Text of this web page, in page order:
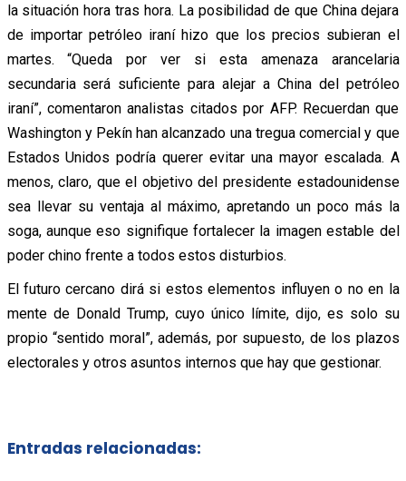
la situación hora tras hora. La posibilidad de que China dejara
de importar petróleo iraní hizo que los precios subieran el
martes. “Queda por ver si esta amenaza arancelaria
secundaria será suficiente para alejar a China del petróleo
iraní”, comentaron analistas citados por AFP. Recuerdan que
Washington y Pekín han alcanzado una tregua comercial y que
Estados Unidos podría querer evitar una mayor escalada. A
menos, claro, que el objetivo del presidente estadounidense
sea llevar su ventaja al máximo, apretando un poco más la
soga, aunque eso signifique fortalecer la imagen estable del
poder chino frente a todos estos disturbios.
El futuro cercano dirá si estos elementos influyen o no en la
mente de Donald Trump, cuyo único límite, dijo, es solo su
propio “sentido moral”, además, por supuesto, de los plazos
electorales y otros asuntos internos que hay que gestionar.
Entradas relacionadas: